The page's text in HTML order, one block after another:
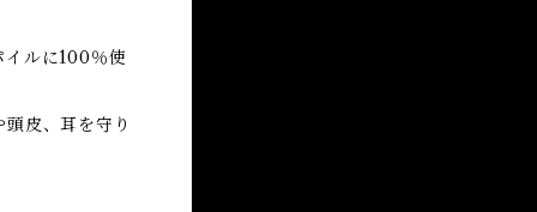
イルに100％使
皮、耳を守り